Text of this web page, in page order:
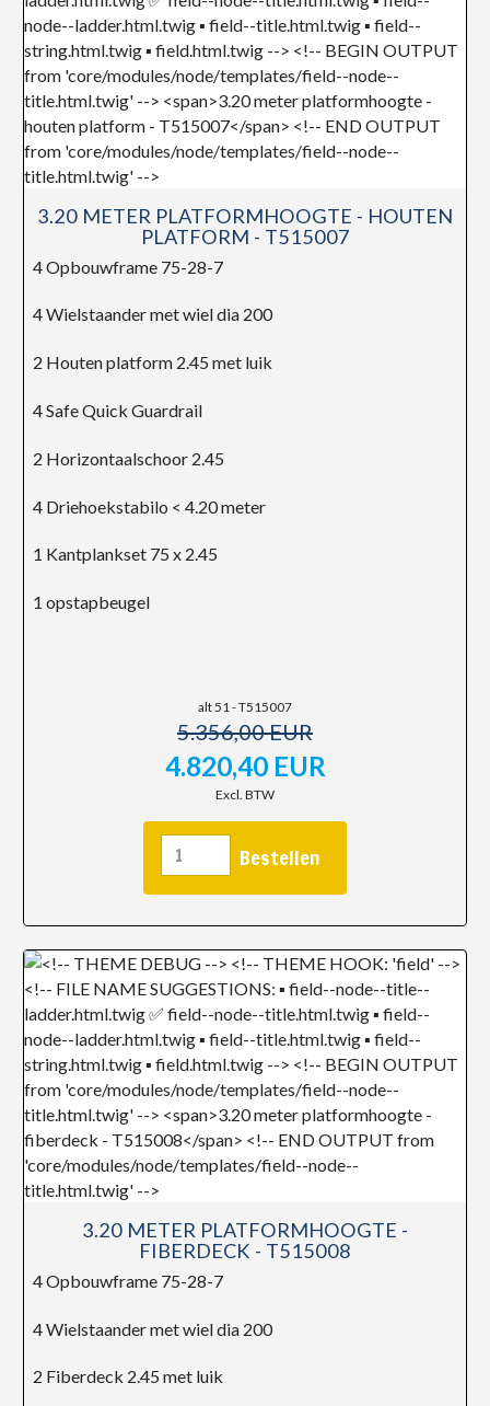
3.20 METER PLATFORMHOOGTE - HOUTEN
PLATFORM - T515007
4 Opbouwframe 75-28-7
4 Wielstaander met wiel dia 200
2 Houten platform 2.45 met luik
4 Safe Quick Guardrail
2 Horizontaalschoor 2.45
4 Driehoekstabilo < 4.20 meter
1 Kantplankset 75 x 2.45
1 opstapbeugel
alt 51 - T515007
5.356,00 EUR
4.820,40 EUR
Excl. BTW
3.20 METER PLATFORMHOOGTE -
FIBERDECK - T515008
4 Opbouwframe 75-28-7
4 Wielstaander met wiel dia 200
2 Fiberdeck 2.45 met luik